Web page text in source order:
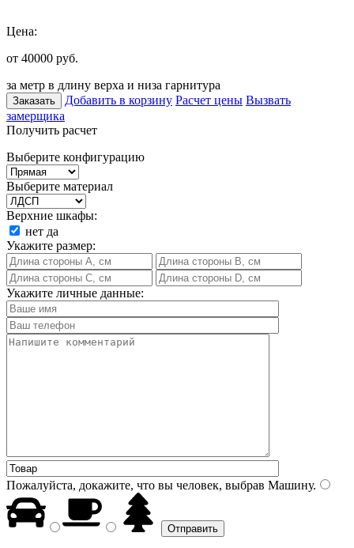
Цена:
от 40000 руб.
за метр в длину верха и низа гарнитура
Заказать Добавить в корзину Расчет цены Вызвать
замерщика
Получить расчет
Выберите конфигурацию
Выберите материал
Верхние шкафы:
нет да
Укажите размер:
Укажите личные данные:
Пожалуйста, докажите, что вы человек, выбрав Машину.